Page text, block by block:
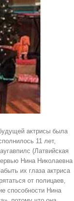
актрисы была
11 лет,
(Латвийская
Нина Николаевна
их глаза актриса
от полицаев,
способности Нина